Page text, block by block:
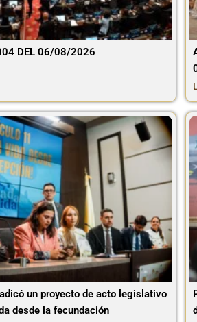
DEL 06/08/2026
un proyecto de acto legislativo
desde la fecundación